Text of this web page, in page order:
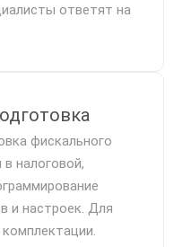
ответят на
фискального
в налоговой,
и настроек. Для